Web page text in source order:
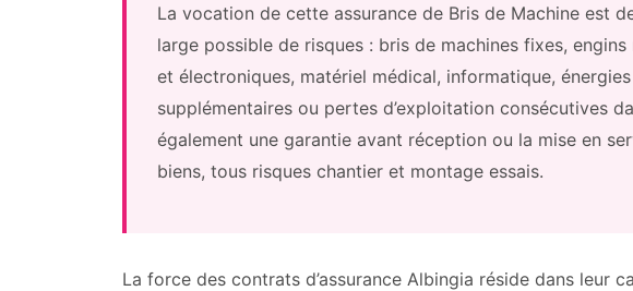
La vocation de cette assurance de Bris de Machine est
large possible de risques : bris de machines fixes,
et électroniques, matériel médical, informatique,
supplémentaires ou pertes d’exploitation consécutives
également une garantie avant réception ou la mise en
biens, tous risques chantier et montage essais.
La force des contrats d’assurance Albingia réside dans leur